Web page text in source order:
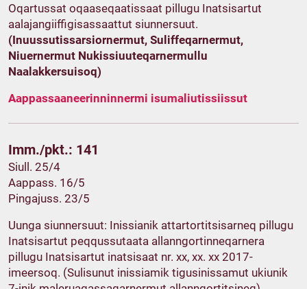
Oqartussat oqaaseqaatissaat pillugu Inatsisartut
aalajangiiffigisassaattut siunnersuut.
(Inuussutissarsiornermut, Suliffeqarnermut,
Niuernermut Nukissiuuteqarnermullu
Naalakkersuisoq)
Aappassaaneerinninnermi isumaliutissiissut
Imm./pkt.: 141
Siull. 25/4
Aappass. 16/5
Pingajuss. 23/5
Uunga siunnersuut: Inissianik attartortitsisarneq pillugu
Inatsisartut peqqussutaata allanngortinneqarnera
pillugu Inatsisartut inatsisaat nr. xx, xx. xx 2017-
imeersoq. (Sulisunut inissiamik tigusinissamut ukiunik